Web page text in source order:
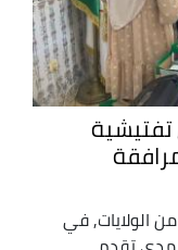
تفتيشية
الولايات, في